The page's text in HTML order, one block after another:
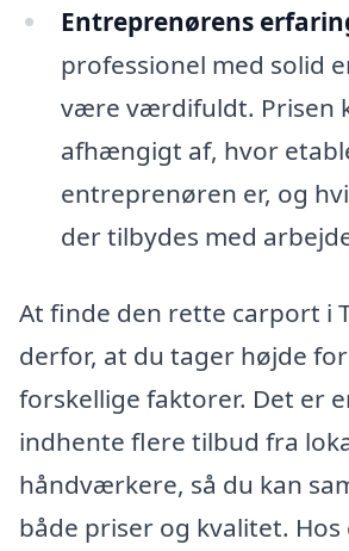
Entreprenørens
professionel med solid
være værdifuldt. Prisen
afhængigt af, hvor
entreprenøren er, og
der tilbydes med
At finde den rette carport i
derfor, at du tager højde
forskellige faktorer. Det er
indhente flere tilbud fra
håndværkere, så du kan
både priser og kvalitet.